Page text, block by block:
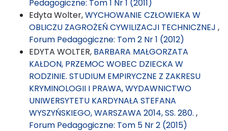
Pedagogiczne: Tom 1 Nr 1 (2011)
Edyta Wolter,WYCHOWANIE CZŁOWIEKA W
OBLICZU ZAGROŻEŃ CYWILIZACJI TECHNICZNEJ ,
Forum Pedagogiczne: Tom 2 Nr 1 (2012)
EDYTA WOLTER, BARBARA MAŁGORZATA
KAŁDON, PRZEMOC WOBEC DZIECKA W
RODZINIE. STUDIUM EMPIRYCZNE Z ZAKRESU
KRYMINOLOGII I PRAWA, WYDAWNICTWO
UNIWERSYTETU KARDYNAŁA STEFANA
WYSZYŃSKIEGO, WARSZAWA 2014, SS. 280. ,
Forum Pedagogiczne: Tom 5 Nr 2 (2015)